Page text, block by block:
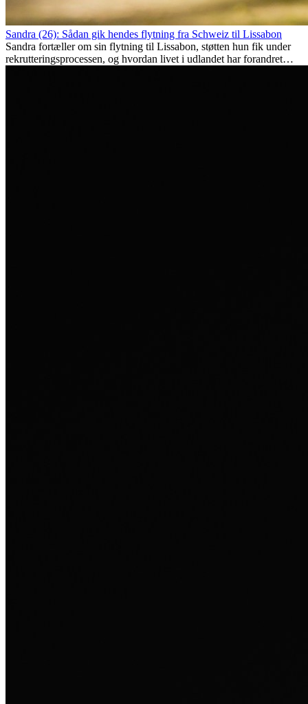
Sandra (26): Sådan gik hendes flytning fra Schweiz til Lissabon
Sandra fortæller om sin flytning til Lissabon, støtten hun fik under
rekrutteringsprocessen, og hvordan livet i udlandet har forandret